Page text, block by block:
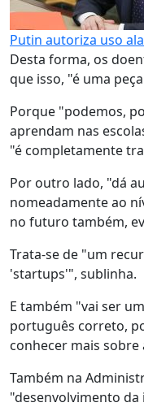
Putin autoriza uso
Desta forma, os
que isso, "é uma
Porque "podemos,
aprendam nas
"é completamente
Por outro lado, "dá
nomeadamente ao
no futuro também,
Trata-se de "um
'startups'", sublinha.
E também "vai ser
português correto,
conhecer mais
Também na
"desenvolvimento